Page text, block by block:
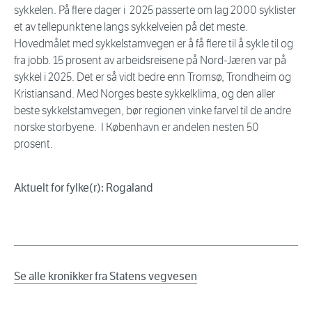
sykkelen. På flere dager i 2025 passerte om lag 2000 syklister
et av tellepunktene langs sykkelveien på det meste.
Hovedmålet med sykkelstamvegen er å få flere til å sykle til og
fra jobb. 15 prosent av arbeidsreisene på Nord-Jæren var på
sykkel i 2025. Det er så vidt bedre enn Tromsø, Trondheim og
Kristiansand. Med Norges beste sykkelklima, og den aller
beste sykkelstamvegen, bør regionen vinke farvel til de andre
norske storbyene. I København er andelen nesten 50
prosent.
Aktuelt for fylke(r): Rogaland
Se alle kronikker fra Statens vegvesen